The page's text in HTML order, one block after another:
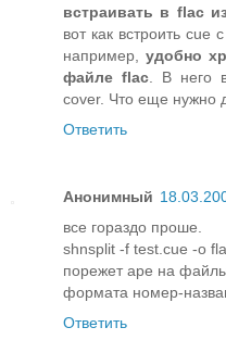
встраивать в flac
вот как встроить
например,удобно
файле flac . В него
cover. Что еще нужно
Ответить
Анонимный
все гораздо проше.
shnsplit -f test.cue -o
порежет аре на
формата номер-
Ответить